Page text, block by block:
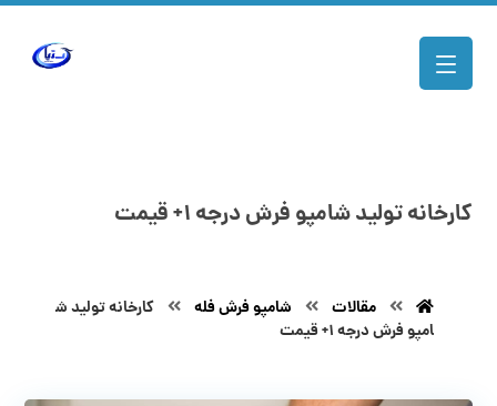
کارخانه تولید شامپو فرش درجه ۱+ قیمت
مقالات شامپو فرش فله
کارخانه تولید ش
امپو فرش درجه ۱+ قیمت